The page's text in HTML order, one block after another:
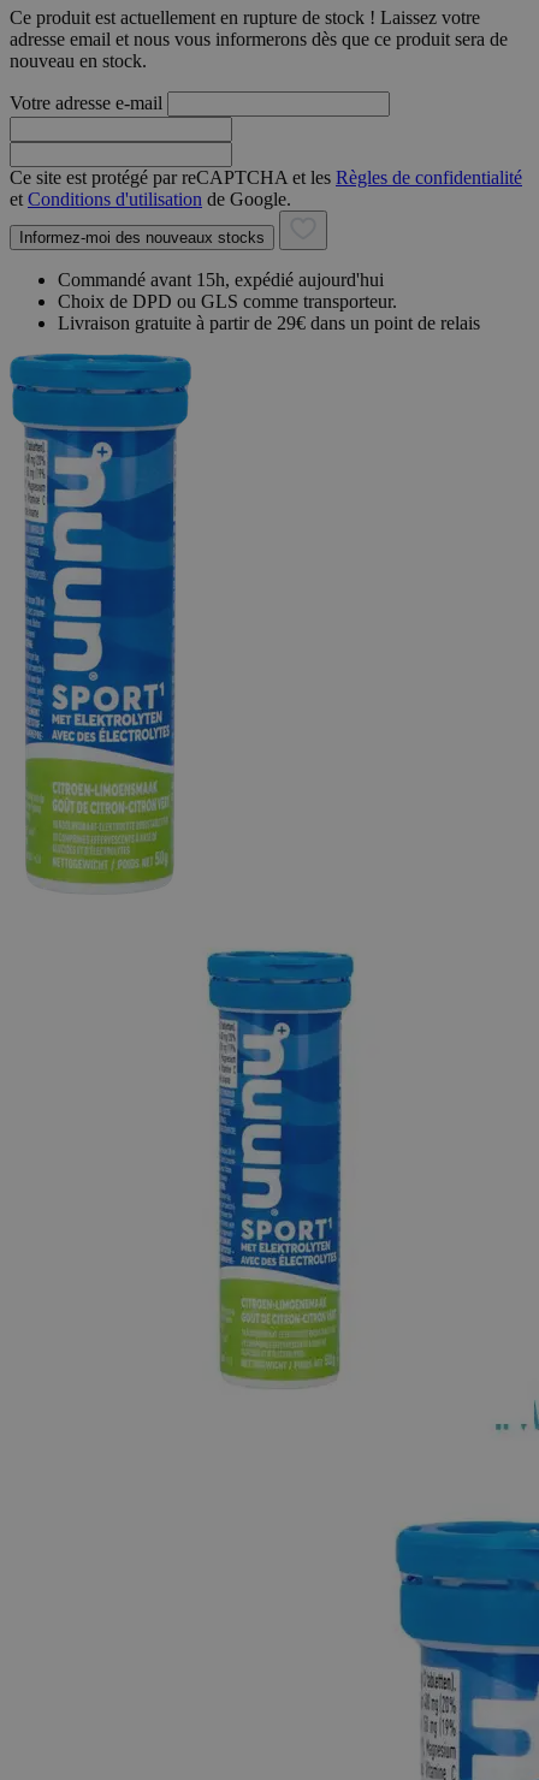
Ce produit est actuellement en rupture de stock ! Laissez votre
adresse email et nous vous informerons dès que ce produit sera de
nouveau en stock.
Votre adresse e-mail
Ce site est protégé par reCAPTCHA et les Règles de confidentialité
et Conditions d'utilisation de Google.
Informez-moi des nouveaux stocks
Commandé avant 15h, expédié aujourd'hui
Choix de DPD ou GLS comme transporteur.
Livraison gratuite à partir de 29€ dans un point de relais